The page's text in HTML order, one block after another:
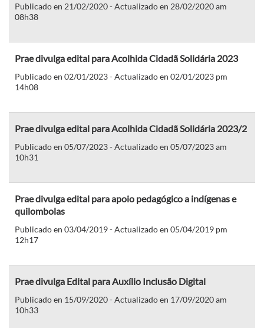
Publicado en 21/02/2020 - Actualizado en 28/02/2020 am
08h38
Prae divulga edital para Acolhida Cidadã Solidária 2023
Publicado en 02/01/2023 - Actualizado en 02/01/2023 pm
14h08
Prae divulga edital para Acolhida Cidadã Solidária 2023/2
Publicado en 05/07/2023 - Actualizado en 05/07/2023 am
10h31
Prae divulga edital para apoio pedagógico a indígenas e
quilombolas
Publicado en 03/04/2019 - Actualizado en 05/04/2019 pm
12h17
Prae divulga Edital para Auxílio Inclusão Digital
Publicado en 15/09/2020 - Actualizado en 17/09/2020 am
10h33